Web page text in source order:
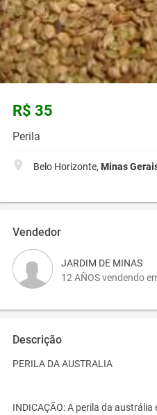
R$ 35
Perila
Belo Horizonte, Minas
Vendedor
JARDIM DE MINAS
12 AÑOS vendendo
Descrição
PERILA DA AUSTRALIA
INDICAÇÃO: A perila da